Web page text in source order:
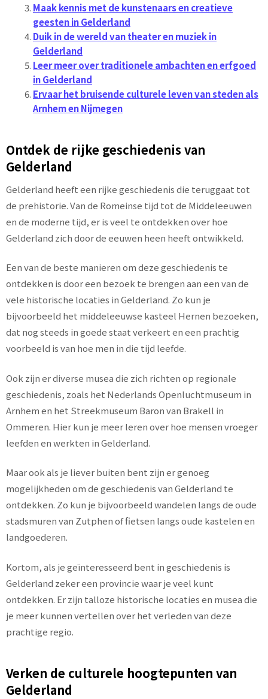
Maak kennis met de kunstenaars en creatieve
geesten in Gelderland
Duik in de wereld van theater en muziek in
Gelderland
Leer meer over traditionele ambachten en erfgoed
in Gelderland
Ervaar het bruisende culturele leven van steden als
Arnhem en Nijmegen
Ontdek de rijke geschiedenis van
Gelderland
Gelderland heeft een rijke geschiedenis die teruggaat tot
de prehistorie. Van de Romeinse tijd tot de Middeleeuwen
en de moderne tijd, er is veel te ontdekken over hoe
Gelderland zich door de eeuwen heen heeft ontwikkeld.
Een van de beste manieren om deze geschiedenis te
ontdekken is door een bezoek te brengen aan een van de
vele historische locaties in Gelderland. Zo kun je
bijvoorbeeld het middeleeuwse kasteel Hernen bezoeken,
dat nog steeds in goede staat verkeert en een prachtig
voorbeeld is van hoe men in die tijd leefde.
Ook zijn er diverse musea die zich richten op regionale
geschiedenis, zoals het Nederlands Openluchtmuseum in
Arnhem en het Streekmuseum Baron van Brakell in
Ommeren. Hier kun je meer leren over hoe mensen vroeger
leefden en werkten in Gelderland.
Maar ook als je liever buiten bent zijn er genoeg
mogelijkheden om de geschiedenis van Gelderland te
ontdekken. Zo kun je bijvoorbeeld wandelen langs de oude
stadsmuren van Zutphen of fietsen langs oude kastelen en
landgoederen.
Kortom, als je geïnteresseerd bent in geschiedenis is
Gelderland zeker een provincie waar je veel kunt
ontdekken. Er zijn talloze historische locaties en musea die
je meer kunnen vertellen over het verleden van deze
prachtige regio.
Verken de culturele hoogtepunten van
Gelderland